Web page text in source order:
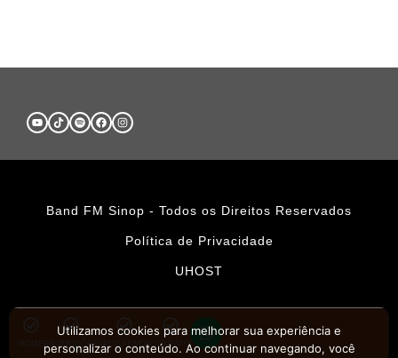
Band FM Sinop - Todos os Direitos Reservados
Política de Privacidade
UHOST
PROMOÇÕESAPLICATIVOS CONTATO
Utilizamos cookies para melhorar sua experiência e
personalizar o conteúdo. Ao continuar navegando, você